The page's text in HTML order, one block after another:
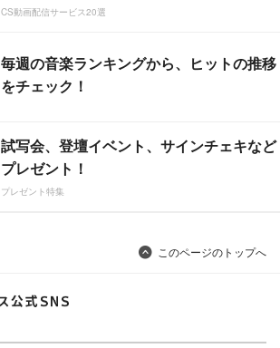
CS動画配信サービス20選
毎週の音楽ランキングから、ヒットの推移
をチェック！
試写会、登壇イベント、サインチェキなど
プレゼント！
プレゼント特集
このページのトップへ